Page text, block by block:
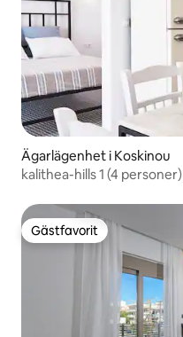
Ägarlägenhet i Koskinou
kalithea-hills 1 (4 personer)
Gästfavorit
Gästfavorit